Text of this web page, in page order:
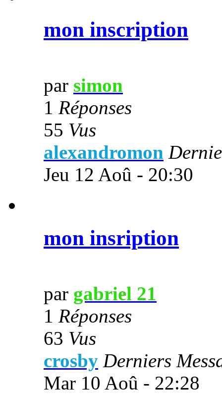
mon inscription
par simon
1 Réponses
55 Vus
alexandromon
Jeu 12 Aoû - 20:30
mon insription
par gabriel 21
1 Réponses
63 Vus
crosby Derniers
Mar 10 Aoû - 22:28